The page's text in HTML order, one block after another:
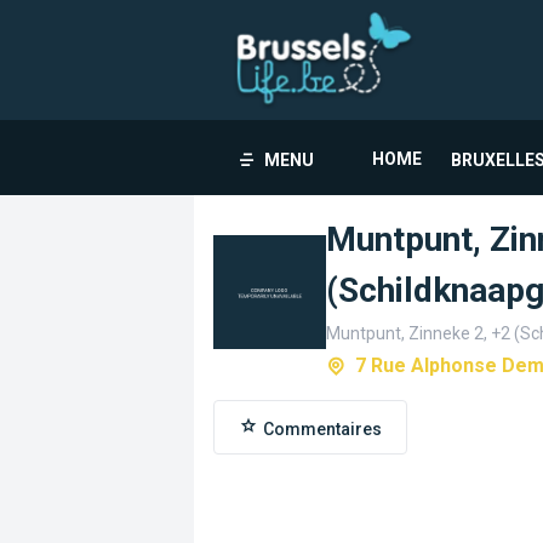
MENU HOME
Muntpunt,
Muntpunt, Zinneke 2, +2
7 Rue Alphonse
Commentaires